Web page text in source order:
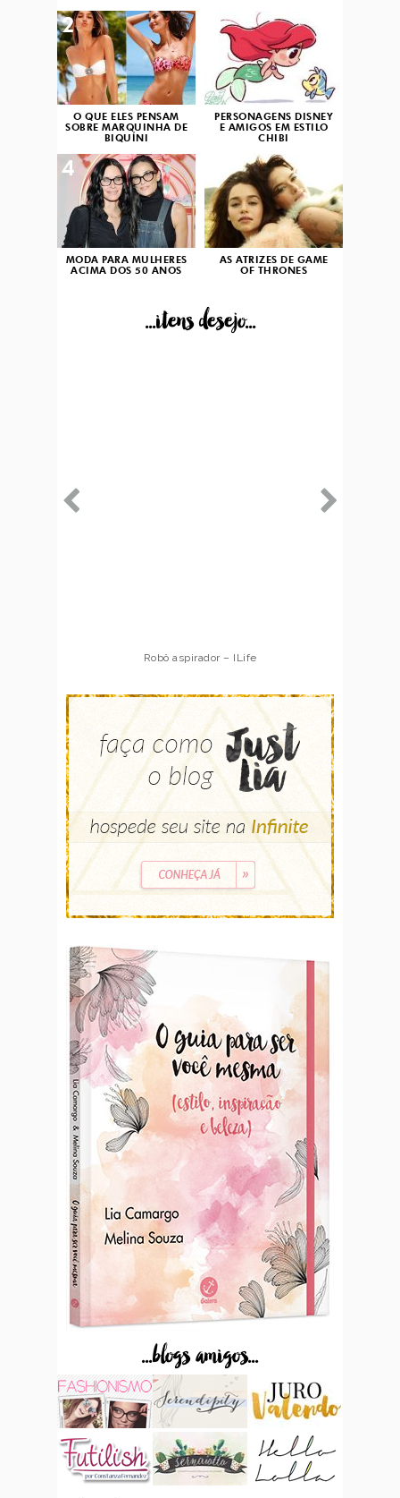
O QUE ELES PENSAM
SOBRE MARQUINHA DE
BIQUÍNI
2
PERSONAGENS DISNEY
E AMIGOS EM ESTILO
CHIBI
3
MODA PARA MULHERES
ACIMA DOS 50 ANOS
4
AS ATRIZES DE GAME
OF THRONES
...itens desejo...
Robô aspirador – ILife
...blogs amigos...